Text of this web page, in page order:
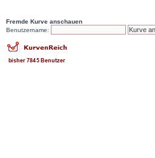
Fremde Kurve anschauen
Benutzername: